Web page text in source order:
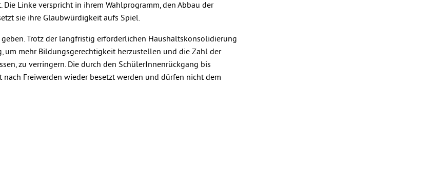
Linke verspricht in ihrem Wahlprogramm, den Abbau der
sie ihre Glaubwürdigkeit aufs Spiel.
Trotz der langfristig erforderlichen Haushaltskonsolidierung
mehr Bildungsgerechtigkeit herzustellen und die Zahl der
zu verringern. Die durch den SchülerInnenrückgang bis
Freiwerden wieder besetzt werden und dürfen nicht dem